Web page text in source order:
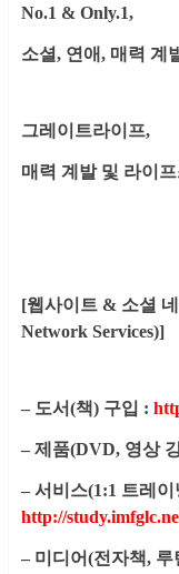
No.1 & Only.1,
소셜, 연애, 매력 계
그레이트라이프,
매력 계발 및 라이
[웹사이트 & 소셜
Network Services)]
– 도서(책) 구입 :
– 제품(DVD, 영상
– 서비스(1:1 트레
http://
– 미디어(전자책, 루